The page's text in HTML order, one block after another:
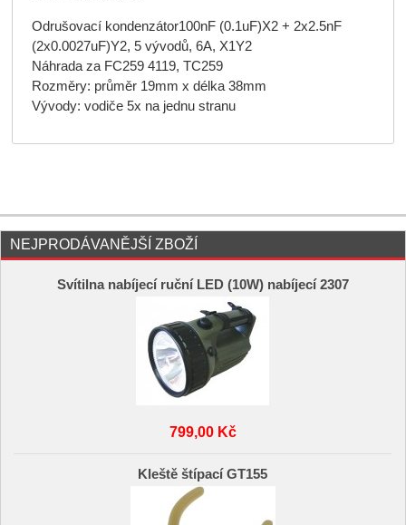
Odrušovací kondenzátor100nF (0.1uF)X2 + 2x2.5nF
(2x0.0027uF)Y2, 5 vývodů, 6A, X1Y2
Náhrada za FC259 4119, TC259
Rozměry: průměr 19mm x délka 38mm
Vývody: vodiče 5x na jednu stranu
NEJPRODÁVANĚJŠÍ ZBOŽÍ
Svítilna nabíjecí ruční LED (10W) nabíjecí 2307
799,00 Kč
Kleště štípací GT155